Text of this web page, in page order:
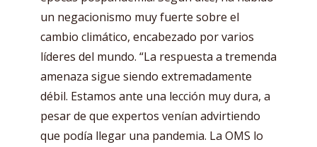
un negacionismo muy fuerte sobre el
cambio climático, encabezado por varios
líderes del mundo. “La respuesta a tremenda
amenaza sigue siendo extremadamente
débil. Estamos ante una lección muy dura, a
pesar de que expertos venían advirtiendo
que podía llegar una pandemia. La OMS lo